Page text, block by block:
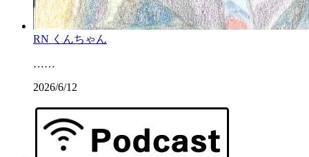
RN くんちゃん
……
2026/6/12